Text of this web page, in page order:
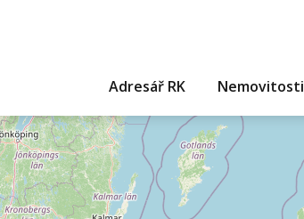
Adresář RK Nemovitosti